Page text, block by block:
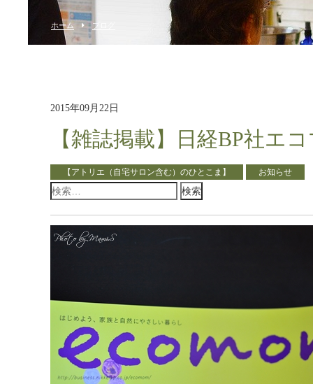
ホーム ブログ
2015年09月22日
【雑誌掲載】日経BP社エ
【アトリエ（自宅サロン含む）のひとこま】 お知らせ
検